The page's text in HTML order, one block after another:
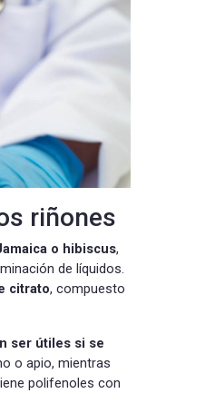
riñones
o hibiscus,
de líquidos.
citrato, compuesto
ser útiles si se
o apio, mientras
polifenoles con